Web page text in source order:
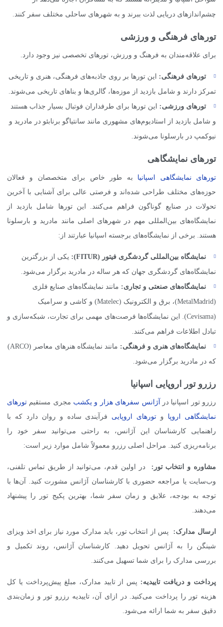
چشم‌اندازهای دریایی لذت ببرند و به شهرهای ساحلی مختلف سفر کنند.
تورهای فرهنگی و ورزشی
برای علاقه‌مندان به فرهنگ و ورزش، تورهای تخصصی نیز وجود دارد.
تورهای فرهنگی: این تورها بر روی جاذبه‌های فرهنگی، هنری و تاریخی
تمرکز دارند و شامل بازدید از موزه‌ها، گالری‌ها و بناهای تاریخی می‌شوند.
تورهای ورزشی: این تورها برای طرفداران فوتبال بسیار جذاب هستند
و شامل بازدید از استادیوم‌های مشهوری مانند سانتیاگو برنابئو در مادرید و
نیوکمپ در بارسلونا می‌شوند.
تورهای نمایشگاهی
تورهای نمایشگاهی اسپانیا به طور خاص برای متخصصان و فعالان
حوزه‌های مختلف طراحی شده‌اند و فرصتی عالی برای آشنایی با آخرین
تحولات در صنایع گوناگون فراهم می‌کنند. این تورها شامل بازدید از
نمایشگاه‌های بین‌المللی مهم در شهرهای اصلی مانند مادرید و بارسلونا
هستند. برخی از نمایشگاه‌های برجسته اسپانیا عبارتند از:
نمایشگاه بین‌المللی گردشگری فیتور (FITUR
): یکی از بزرگترین
نمایشگاه‌های گردشگری جهان که هر ساله در مادرید برگزار می‌شود.
نمایشگاه‌های صنعتی و تجاری: مانند نمایشگاه‌های صنایع فلزی
(MetalMadrid)، برق و الکترونیک (Matelec) و کاشی و سرامیک
(Cevisama). این نمایشگاه‌ها فرصت‌های مهمی برای تجارت، شبکه‌سازی و
تبادل اطلاعات فراهم می‌کنند.
نمایشگاه‌های هنری و فرهنگی:
مانند نمایشگاه هنرهای معاصر (ARCO)
که در مادرید برگزار می‌شود.
رزرو تور اروپایی اسپانیا
رزرو تور اسپانیا در آژانس سفرهای هزار و یکشب مجری مستقیم تورهای
نمایشگاهی اروپا و تورهای اروپایی فرآیندی ساده و روان دارد که با
راهنمایی کارشناسان این آژانس، به راحتی می‌توانید سفر خود را
برنامه‌ریزی کنید. مراحل اصلی رزرو معمولاً شامل موارد زیر است:
مشاوره و انتخاب تور: در اولین قدم، می‌توانید از طریق تماس تلفنی،
وب‌سایت یا مراجعه حضوری با کارشناسان آژانس مشورت کنید. آن‌ها با
توجه به بودجه، علایق و زمان سفر شما، بهترین پکیج تور را پیشنهاد
می‌دهند.
ارسال مدارک: پس از انتخاب تور، باید مدارک مورد نیاز برای اخذ ویزای
شینگن را به آژانس تحویل دهید. کارشناسان آژانس، روند تکمیل و
بررسی مدارک را برای شما تسهیل می‌کنند.
پرداخت و دریافت تاییدیه: پس از تایید مدارک، مبلغ پیش‌پرداخت یا کل
هزینه تور را پرداخت می‌کنید. در ازای آن، تاییدیه رزرو تور و زمان‌بندی
دقیق سفر به شما ارائه می‌شود.